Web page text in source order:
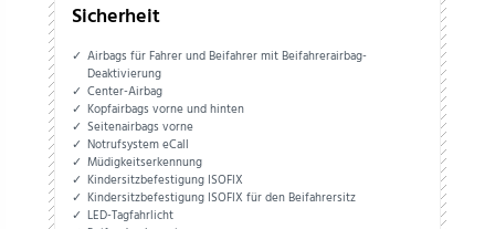
Sicherheit
Airbags für Fahrer und Beifahrer mit Beifahrerairbag-
Deaktivierung
Center-Airbag
Kopfairbags vorne und hinten
Seitenairbags vorne
Notrufsystem eCall
Müdigkeitserkennung
Kindersitzbefestigung ISOFIX
Kindersitzbefestigung ISOFIX für den Beifahrersitz
LED-Tagfahrlicht